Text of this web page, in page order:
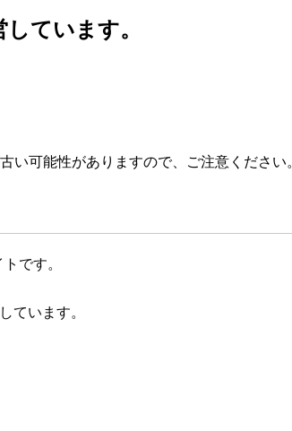
ています。
可能性がありますので、ご注意ください。
です。
ています。